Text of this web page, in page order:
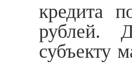
кредита
рублей.
субъекту